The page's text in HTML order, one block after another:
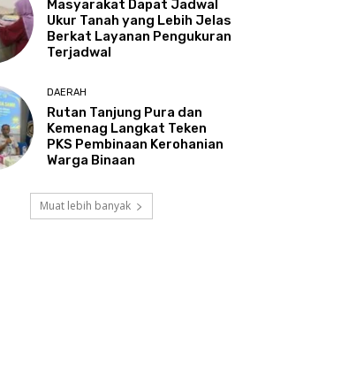
Masyarakat Dapat Jadwal
Ukur Tanah yang Lebih Jelas
Berkat Layanan Pengukuran
Terjadwal
DAERAH
Rutan Tanjung Pura dan
Kemenag Langkat Teken
PKS Pembinaan Kerohanian
Warga Binaan
Muat lebih banyak